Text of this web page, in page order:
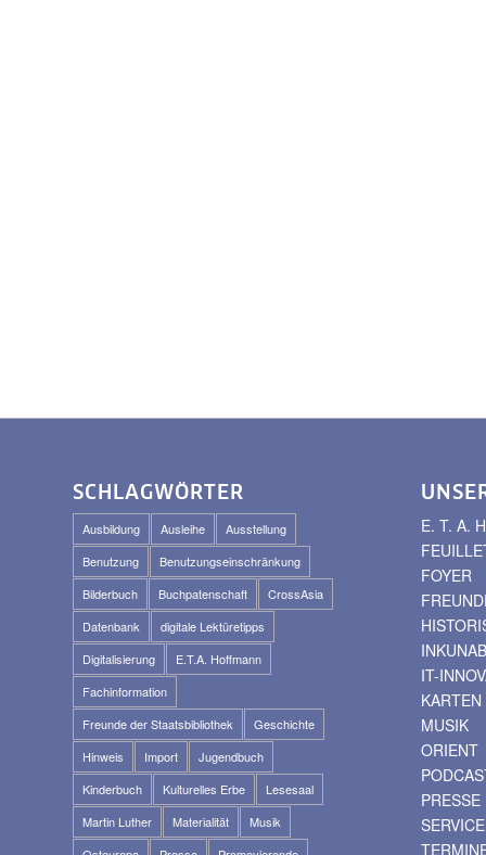
SCHLAGWÖRTER
Ausbildung Ausleihe
Ausstellung
Benutzung
Benutzungseinschränkung
Bilderbuch
Buchpatenschaft
CrossAsia
Datenbank
digitale Lektüretipps
Digitalisierung
E.T.A. Hoffmann
Fachinformation
Freunde der Staatsbibliothek
Geschichte
Hinweis
Import
Jugendbuch
Kinderbuch
Kulturelles Erbe
Lesesaal
Martin Luther
Materialität
Musik
E. T. A.
FOYER
IT-
KARTEN
MUSIK
ORIENT
PRESSE
SERVICE